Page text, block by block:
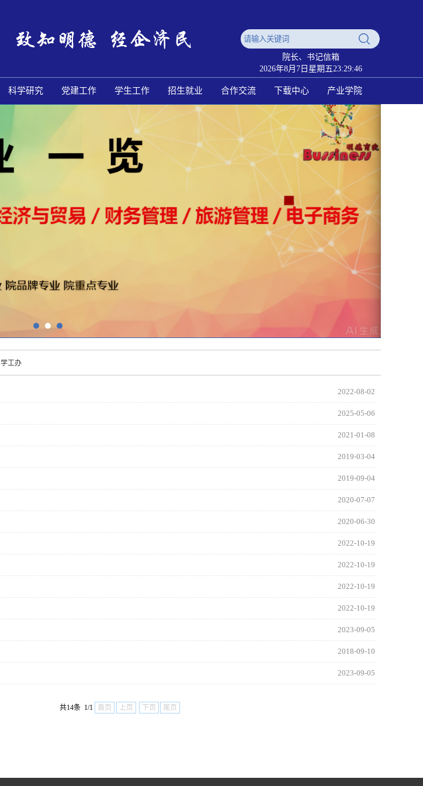
院长、书记信箱
2026年8月7日星期五23:29:47
科学研究 党建工作 学生工作 招生就业 合作交流 下载中心 产业学院
学工办
2022-08-02
2025-05-06
2021-01-08
2019-03-04
2019-09-04
2020-07-07
2020-06-30
2022-10-19
2022-10-19
2022-10-19
2022-10-19
2023-09-05
2018-09-10
2023-09-05
共14条 1/1 首页 上页 下页 尾页